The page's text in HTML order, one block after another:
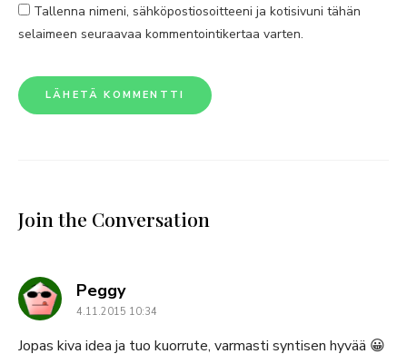
Tallenna nimeni, sähköpostiosoitteeni ja kotisivuni tähän
selaimeen seuraavaa kommentointikertaa varten.
Join the Conversation
Peggysays:
4.11.2015 10:34
Jopas kiva idea ja tuo kuorrute, varmasti syntisen hyvää 😀